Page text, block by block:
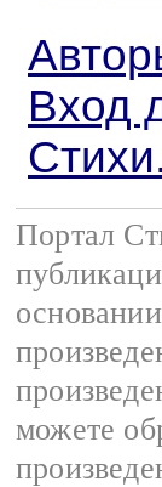
Вход
Портал
основании
можете